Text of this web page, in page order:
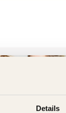
Details